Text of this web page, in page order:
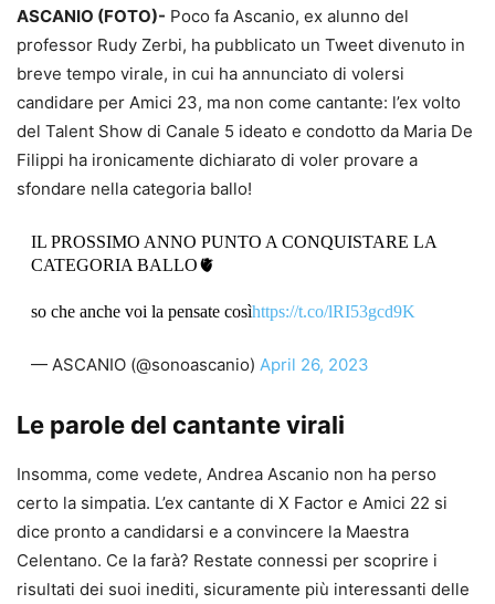
ASCANIO (FOTO)- Poco fa Ascanio, ex alunno del
professor Rudy Zerbi, ha pubblicato un Tweet divenuto in
breve tempo virale, in cui ha annunciato di volersi
candidare per Amici 23, ma non come cantante: l’ex volto
del Talent Show di Canale 5 ideato e condotto da Maria De
Filippi ha ironicamente dichiarato di voler provare a
sfondare nella categoria ballo!
IL PROSSIMO ANNO PUNTO A CONQUISTARE LA
CATEGORIA BALLO🫀
so che anche voi la pensate cosìhttps://t.co/lRI53gcd9K
— ASCANIO (@sonoascanio) April 26, 2023
Le parole del cantante virali
Insomma, come vedete, Andrea Ascanio non ha perso
certo la simpatia. L’ex cantante di X Factor e Amici 22 si
dice pronto a candidarsi e a convincere la Maestra
Celentano. Ce la farà? Restate connessi per scoprire i
risultati dei suoi inediti, sicuramente più interessanti delle